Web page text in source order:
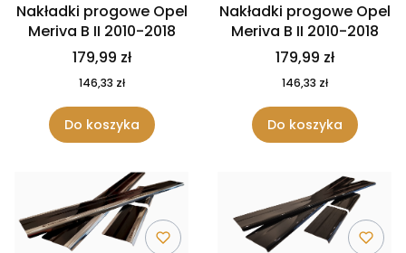
Nakładki progowe Opel
Meriva B II 2010-2018
179,99 zł
146,33 zł
Do koszyka
Nakładki progowe Opel
Meriva B II 2010-2018
179,99 zł
146,33 zł
Do koszyka